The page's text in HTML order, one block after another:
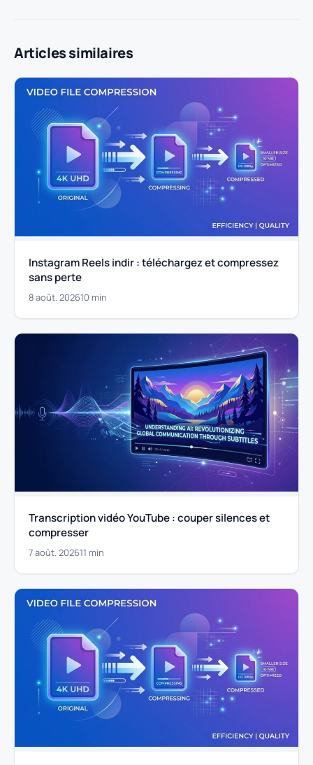
Articles similaires
Instagram Reels indir : téléchargez et compressez
sans perte
8 août. 202610 min
Transcription vidéo YouTube : couper silences et
compresser
7 août. 202611 min